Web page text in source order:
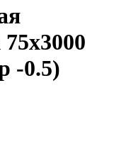
-0.5)